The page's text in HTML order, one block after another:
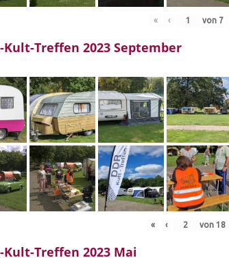
« ‹ von 7
Kult-Treffen 2023 September
« ‹ von18
Kult-Treffen 2023 Mai